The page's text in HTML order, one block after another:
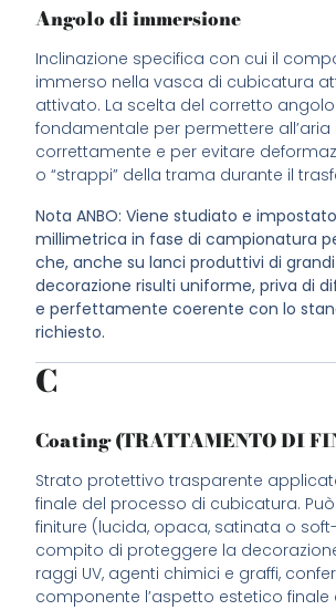
Angolo di immersione
Inclinazione specifica con cui il
immerso nella vasca di cubicatura
attivato. La scelta del corretto
fondamentale per permettere all’aria
correttamente e per evitare
o “strappi” della trama durante il
Nota ANBO: Viene studiato e
millimetrica in fase di campionatura
che, anche su lanci produttivi di
decorazione risulti uniforme, priva di
e perfettamente coerente con lo
richiesto.
C
Coating (TRATTAMENTO DI
Strato protettivo trasparente
finale del processo di cubicatura.
finiture (lucida, opaca, satinata o
compito di proteggere la
raggi UV, agenti chimici e graffi,
componente l’aspetto estetico finale